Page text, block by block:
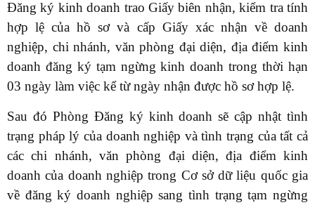
Đăng ký kinh doanh trao Giấy biên nhận, kiểm tra tính
hợp lệ của hồ sơ và cấp Giấy xác nhận về doanh
nghiệp, chi nhánh, văn phòng đại diện, địa điểm kinh
doanh đăng ký tạm ngừng kinh doanh trong thời hạn
03 ngày làm việc kể từ ngày nhận được hồ sơ hợp lệ.
Sau đó Phòng Đăng ký kinh doanh sẽ cập nhật tình
trạng pháp lý của doanh nghiệp và tình trạng của tất cả
các chi nhánh, văn phòng đại diện, địa điểm kinh
doanh của doanh nghiệp trong Cơ sở dữ liệu quốc gia
về đăng ký doanh nghiệp sang tình trạng tạm ngừng